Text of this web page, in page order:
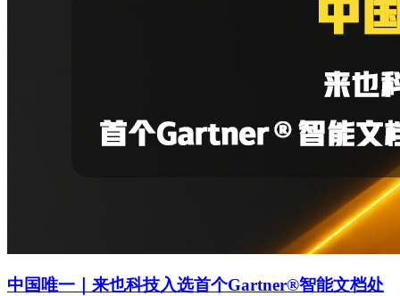
中国唯一｜来也科技入选首个Gartner®智能文档处